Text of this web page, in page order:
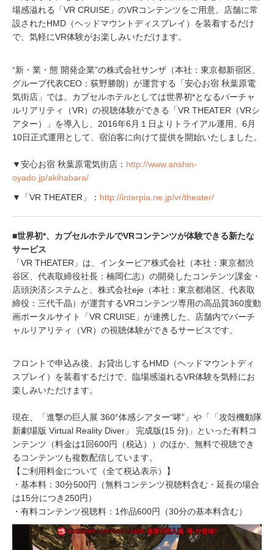
場感溢れる「VR CRUISE」のVRコンテンツをご用意。店舗に常
設されたHMD（ヘッドマウントディスプレイ）を装着するだけ
で、気軽にVR体験がお楽しみいただけます。
“新・業・態 開発企業”の株式会社サンザ（本社：東京都新宿区、
グループ代表CEO：荻野勝朗）が運営する「安心お宿 秋葉原電
気街店」では、カプセルホテルとしては世界初*となるバーチャ
ルリアリティ（VR）の視聴体験ができる「VR THEATER（VRシ
アター）」を導入し、2016年6月１日よりトライアル運用、6月
10日正式運用として、宿泊客に向けて提供を開始いたしました。
▼安心お宿 秋葉原電気街店： http://www.anshin-
oyado.jp/akihabara/
▼「VR THEATER」： http://interpia.ne.jp/vr/theater/
■世界初*、カプセルホテルでVRコンテンツが体験できる新たな
サービス
「VR THEATER」は、インターピア株式会社（本社：東京都渋
谷区、代表取締役社長：楠岡仁志）の開発したコンテンツ課金・
店頭決済システムと、株式会社eje（本社：東京都港区、代表取
締役：三代千晶）が運営するVRコンテンツ専用の高品質360度動
画ポータルサイト「VR CRUISE」が連携した、店舗内でバーチ
ャルリアリティ（VR）の視聴体験ができるサービスです。
フロントで申込み後、お貸出しするHMD（ヘッドマウントディ
スプレイ）を装着するだけで、臨場感溢れるVR体験を気軽にお
楽しみいただけます。
現在、「進撃の巨人展 360°体感シアター“哮”」や「「攻殻機動隊
新劇場版 Virtual Reality Diver」 完成版(15 分)」といった有料コ
ンテンツ（料金は1回600円（税込））のほか、無料で視聴でき
るコンテンツも複数配信しています。
【ご利用料金について（全て税込表示）】
・基本料：30分500円（無料コンテンツ視聴料含む・延長の場合
は15分につき250円）
・有料コンテンツ視聴料：1作品600円（30分の基本料含む）